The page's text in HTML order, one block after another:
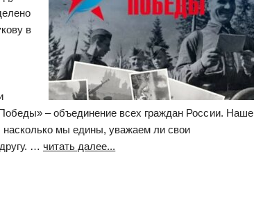
в
– объединение всех граждан России. Наше
насколько мы едины, уважаем ли свои
… читать далее...